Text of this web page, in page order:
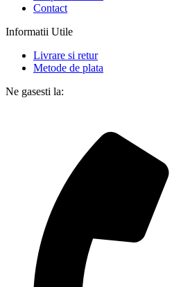
Contact
Informatii Utile
Livrare si retur
Metode de plata
Ne gasesti la: